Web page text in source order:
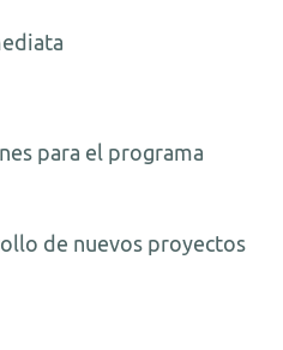
para el programa
de nuevos proyectos